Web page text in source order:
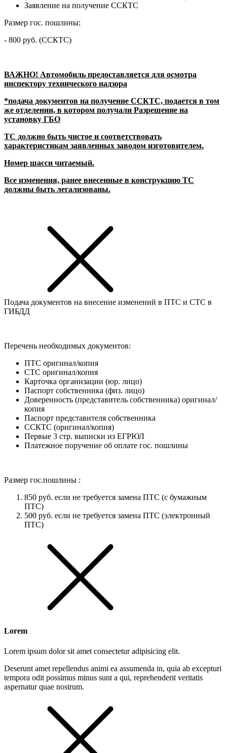
Заявление на получение ССКТС
Размер гос. пошлины:
- 800 руб. (ССКТС)
ВАЖНО! Автомобиль предоставляется для осмотра
инспектору технического надзора
*подача документов на получение ССКТС, подается в том
же отделении, в котором получали Разрешение на
установку ГБО
ТС должно быть чистое и соответствовать
характеристикам заявленных заводом изготовителем.
Номер шасси читаемый.
Все изменения, ранее внесенные в конструкцию ТС
должны быть легализованы.
Подача документов на внесение изменений в ПТС и СТС в
ГИБДД
Перечень необходимых документов:
ПТС оригинал/копия
СТС оригинал/копия
Карточка организации (юр. лицо)
Паспорт собственника (физ. лицо)
Доверенность (представитель собственника) оригинал/
копия
Паспорт представителя собственника
ССКТС (оригинал/копия)
Первые 3 стр. выписки из ЕГРЮЛ
Платежное поручение об оплате гос. пошлины
Размер гос.пошлины :
850 руб. если не требуется замена ПТС (с бумажным
ПТС)
500 руб. если не требуется замена ПТС (электронный
ПТС)
Lorem
Lorem ipsum dolor sit amet consectetur adipisicing elit.
Deserunt amet repellendus animi ea assumenda in, quia ab excepturi
tempora odit possimus minus sunt a qui, reprehenderit veritatis
aspernatur quae nostrum.